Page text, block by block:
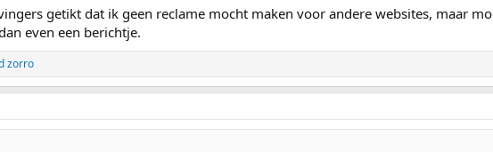
getikt dat ik geen reclame mocht maken voor andere websites, maar
even een berichtje.
zorro